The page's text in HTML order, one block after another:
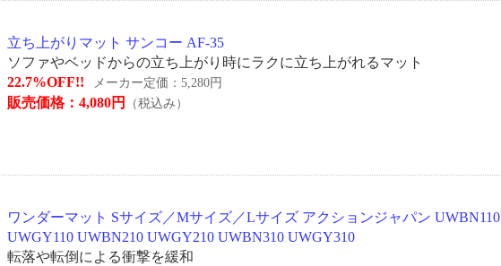
立ち上がりマット サンコー AF-35
ソファやベッドからの立ち上がり時にラクに立ち上がれるマット
22.7%OFF!!
メーカー定価：5,280円
販売価格：4,080円 （税込み）
ワンダーマット Sサイズ／Mサイズ／Lサイズ アクションジャパン UWBN110
UWGY110 UWBN210 UWGY210 UWBN310 UWGY310
転落や転倒による衝撃を緩和